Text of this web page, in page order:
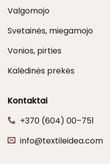
Valgomojo
Svetainės, miegamojo
Vonios, pirties
Kalėdinės prekės
Kontaktai
+370 (604) 00–751
info@textileidea.com